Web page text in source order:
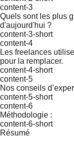
content-3
Quels sont les plus
d'aujourd'hui ?
content-3-short
content-4
Les freelances
pour la remplacer.
content-4-short
content-5
Nos conseils
content-5-short
content-6
Méthodologie :
content-6-short
Résumé